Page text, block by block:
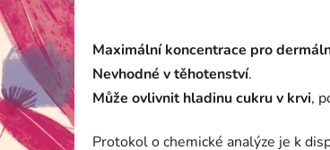
Maximální koncentrace pro
Nevhodné v těhotenství.
Může ovlivnit hladinu cukru v krvi,
Protokol o chemické analýze je k